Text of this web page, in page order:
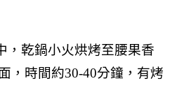
，乾鍋小火烘烤至腰果香
，時間約30-40分鐘，有烤